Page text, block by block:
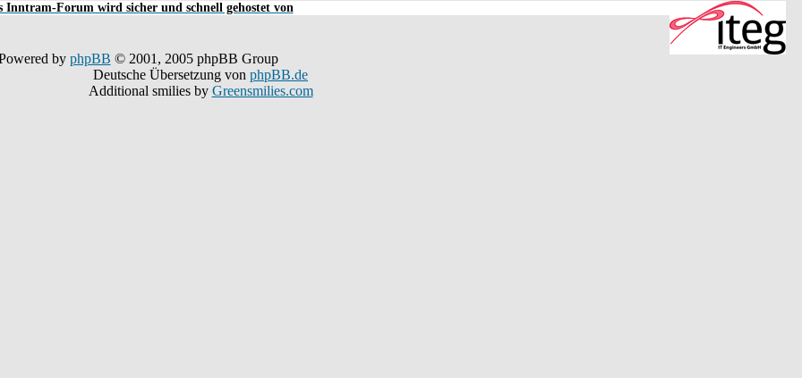
Inntram-Forum wird sicher und schnell gehostet von
by phpBB © 2001, 2005 phpBB Group
Deutsche Übersetzung von phpBB.de
Additional smilies by Greensmilies.com